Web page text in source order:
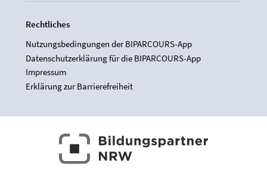
Rechtliches
Nutzungsbedingungen der BIPARCOURS-App
Datenschutzerklärung für die BIPARCOURS-App
Impressum
Erklärung zur Barrierefreiheit